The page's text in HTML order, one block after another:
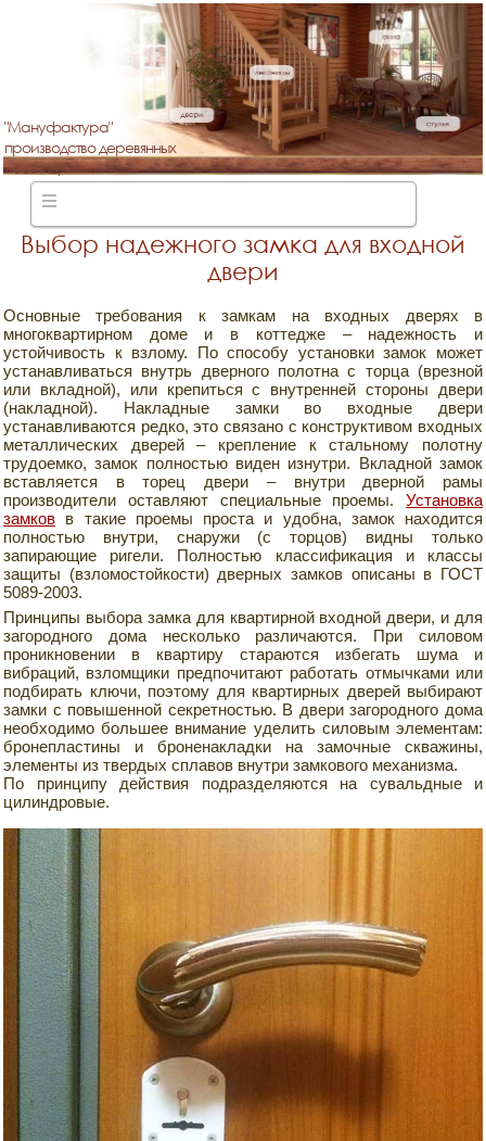
"Мануфактура"
производство деревянных
лестниц
Выбор надежного замка для входной
двери
Основные требования к замкам на входных дверях в
многоквартирном доме и в коттедже – надежность и
устойчивость к взлому. По способу установки замок может
устанавливаться внутрь дверного полотна с торца (врезной
или вкладной), или крепиться с внутренней стороны двери
(накладной). Накладные замки во входные двери
устанавливаются редко, это связано с конструктивом входных
металлических дверей – крепление к стальному полотну
трудоемко, замок полностью виден изнутри. Вкладной замок
вставляется в торец двери – внутри дверной рамы
производители оставляют специальные проемы. Установка
замков в такие проемы проста и удобна, замок находится
полностью внутри, снаружи (с торцов) видны только
запирающие ригели. Полностью классификация и классы
защиты (взломостойкости) дверных замков описаны в ГОСТ
5089-2003.
Принципы выбора замка для квартирной входной двери, и для
загородного дома несколько различаются. При силовом
проникновении в квартиру стараются избегать шума и
вибраций, взломщики предпочитают работать отмычками или
подбирать ключи, поэтому для квартирных дверей выбирают
замки с повышенной секретностью. В двери загородного дома
необходимо большее внимание уделить силовым элементам:
бронепластины и броненакладки на замочные скважины,
элементы из твердых сплавов внутри замкового механизма.
По принципу действия подразделяются на сувальдные и
цилиндровые.